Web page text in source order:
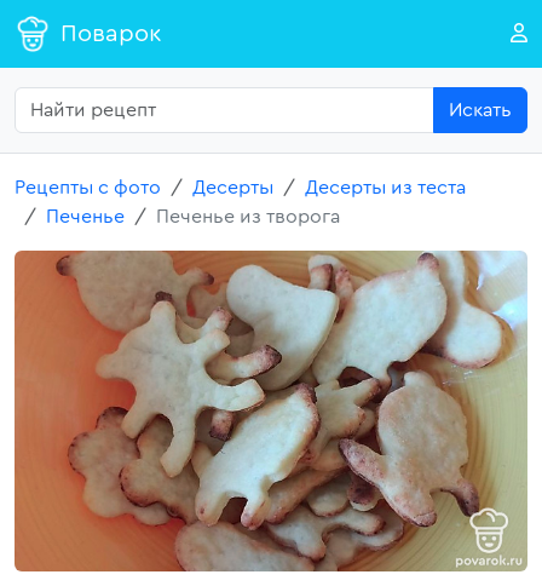
Поварок
Искать
Рецепты с фото Десерты
Десерты из теста
Печенье
Печенье из творога